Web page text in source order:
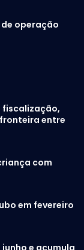
operação
fiscalização,
entre
com
em fevereiro
junho e acumula